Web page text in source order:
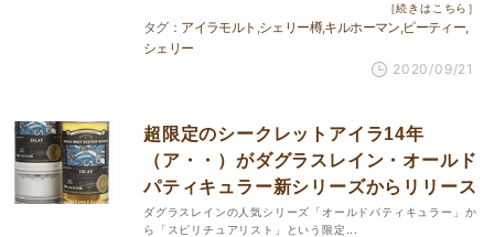
［続きはこちら］
アイラモルト シェリー樽キルホーマン ピーティー
シェリー
2020/09/21
超限定のシークレットアイラ14年
（ア・・）がダグラスレイン・オールド
パティキュラー新シリーズからリリース
ダグラスレインの人気シリーズ「オールドパティキュラー」か
ら「スピリチュアリスト」という限定...